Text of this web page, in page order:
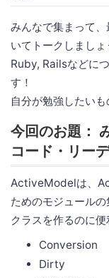
みんなで集まって
いてトークしましょ
Ruby, Railsなどに
す！
自分が勉強したい
今回のお題：
コード・リー
ActiveModelは、
ためのモジュール
クラスを作るのに便
Conversion
Dirty